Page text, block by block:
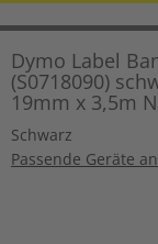
Dymo Label
(S0718090)
19mm x 3,5m
Schwarz
Passende Geräte